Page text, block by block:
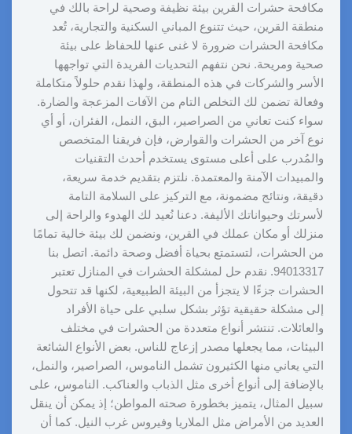
مكافحة حشرات القرين بيئة نظيفة وصحية لراحة بالك في
منطقة القرين، حيث تتنوع المباني السكنية والتجارية، تُعد
مكافحة الحشرات ضرورة لا غنى عنها للحفاظ على بيئة
صحية ومريحة. نحن نتفهم التحديات الفريدة التي تواجهها
الأسر والشركات في هذه المنطقة، ولهذا نقدم حلولاً متكاملة
وفعالة تضمن لك التخلص التام من الآفات المزعجة والضارة.
سواء كنت تعاني من الصراصير، البق، النمل، الفئران، أو أي
نوع آخر من الحشرات والقوارض، فإن فريقنا المتخصص
والمُدرب على أعلى مستوى يستخدم أحدث التقنيات
والمبيدات الآمنة والمعتمدة. نلتزم بتقديم خدمة سريعة،
دقيقة، ونتائج مضمونة، مع التركيز على السلامة التامة
لأسرتك وحيواناتك الأليفة. دعنا نُعيد لك الهدوء والراحة إلى
منزلك أو مكان عملك في القرين، ونضمن لك بيئة خالية تمامًا
من الحشرات، لتستمتع بحياة أفضل وصحة دائمة. اتصل بنا
94013317. نقدم حل لمشكلة الحشرات في المنازل تعتبر
الحشرات جزءًا لا يتجزأ من البيئة الطبيعية، لكنها قد تتحول
إلى مشكلة حقيقية تؤثر بشكل سلبي على حياة الأفراد
والعائلات. تنتشر أنواع متعددة من الحشرات في مختلف
البيئات، مما يجعلها مصدر إزعاج للناس. بعض الأنواع الشائعة
التي يعاني منها الكثيرون تشمل الناموس، الصراصير، والنمل،
بالإضافة إلى أنواع أخرى مثل الذباب والعناكب. الناموس، على
سبيل المثال، يتميز بخطورة صحته المواطن؛ إذ يمكن أن ينقل
العديد من الأمراض مثل الملاريا وفيروس غرب النيل. كما أن